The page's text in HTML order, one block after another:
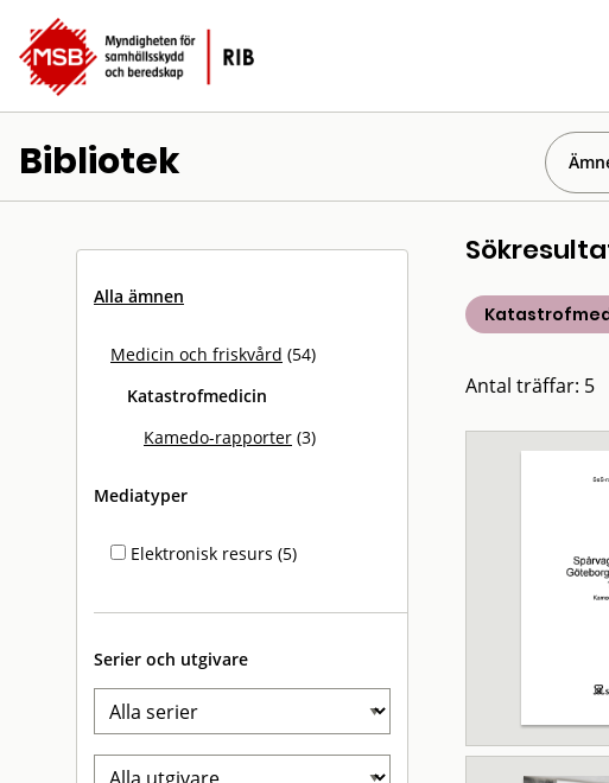
Bibliotek
Alla ämnen
Medicin och friskvård (54)
Katastrofmedicin
Kamedo-rapporter (3)
Mediatyper
Elektronisk resurs (5)
Serier och utgivare
Antal träffar: 5